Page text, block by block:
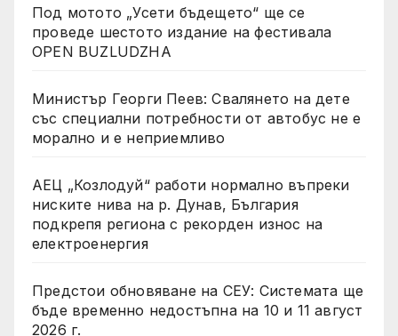
Под мотото „Усети бъдещето“ ще се
проведе шестото издание на фестивала
OPEN BUZLUDZHA
Министър Георги Пеев: Свалянето на дете
със специални потребности от автобус не е
морално и е неприемливо
АЕЦ „Козлодуй“ работи нормално въпреки
ниските нива на р. Дунав, България
подкрепя региона с рекорден износ на
електроенергия
Предстои обновяване на СЕУ: Системата ще
бъде временно недостъпна на 10 и 11 август
2026 г.